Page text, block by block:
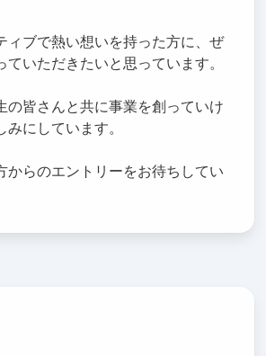
ィブで熱い想いを持った方に、ぜ
ていただきたいと思っています。
の皆さんと共に事業を創っていけ
みにしています。
からのエントリーをお待ちしてい